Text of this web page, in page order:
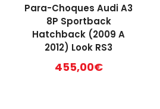
Para-Choques Audi A3
8P Sportback
Hatchback (2009 A
2012) Look RS3
455,00€